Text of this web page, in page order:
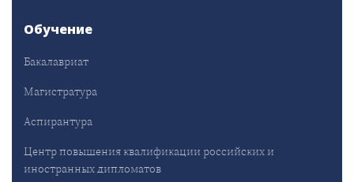
Обучение
Бакалавриат
Магистратура
Аспирантура
Центр повышения квалификации российских и
иностранных дипломатов